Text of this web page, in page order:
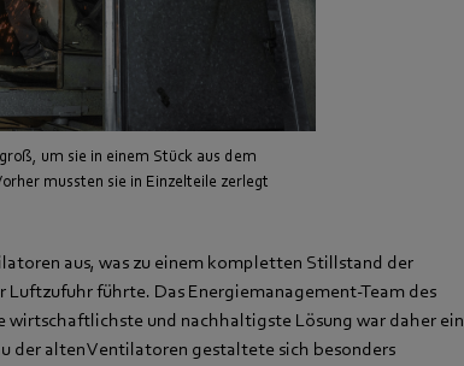
um sie in einem Stück aus dem
mussten sie in Einzelteile zerlegt
aus, was zu einem kompletten Stillstand der
führte. Das Energiemanagement-Team des
wirtschaftlichste und nachhaltigste Lösung war daher ein
der alten Ventilatoren gestaltete sich besonders